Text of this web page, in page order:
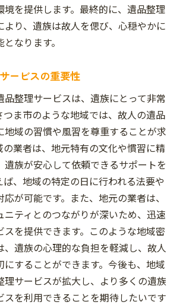
境を提供します。最終的に、遺品整理
より、遺族は故人を偲び、心穏やかに
なります。
ービスの重要性
品整理サービスは、遺族にとって非常
つま市のような地域では、故人の遺品
地域の習慣や風習を尊重することが求
の業者は、地元特有の文化や慣習に精
遺族が安心して依頼できるサポートを
ば、地域の特定の日に行われる法要や
が可能です。また、地元の業者は、
ニティとのつながりが深いため、迅速
スを提供できます。このような地域密
、遺族の心理的な負担を軽減し、故人
にすることができます。今後も、地域
理サービスが拡大し、より多くの遺族
スを利用できることを期待したいです